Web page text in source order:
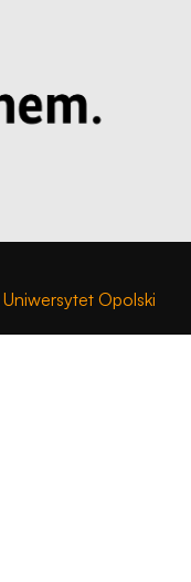
Uniwersytet Opolski